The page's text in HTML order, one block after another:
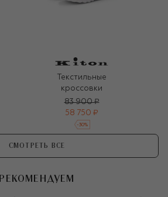
Текстильные
кроссовки
83 900 ₽
58 750 ₽
-30%
СМОТРЕТЬ ВСЕ
РЕКОМЕНДУЕМ